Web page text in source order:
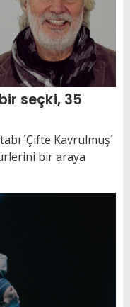
seçki, 35
´Çifte Kavrulmuş´
bir araya